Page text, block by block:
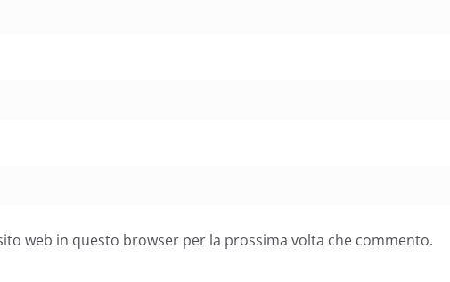
web in questo browser per la prossima volta che commento.